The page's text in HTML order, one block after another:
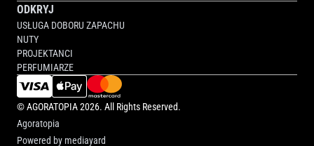
ODKRYJ
USŁUGA DOBORU ZAPACHU
NUTY
PROJEKTANCI
PERFUMIARZE
©AGORATOPIA2026. All Rights Reserved.
Agoratopia
Powered by mediayard